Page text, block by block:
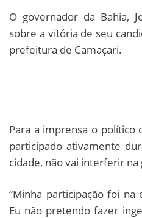
O governador da Bahia,
sobre a vitória de seu
prefeitura de Camaçari.
Para a imprensa o político
participado ativamente
cidade, não vai interferir na
“Minha participação foi na
Eu não pretendo fazer